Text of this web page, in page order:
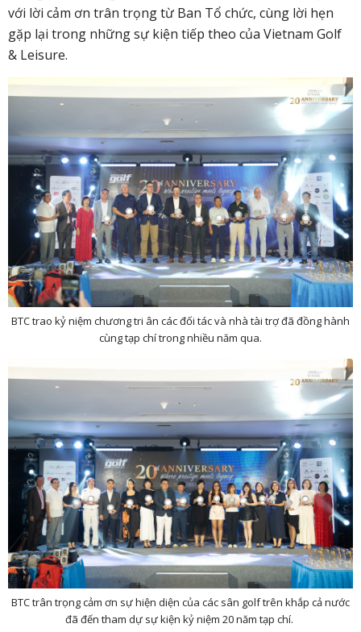
với lời cảm ơn trân trọng từ Ban Tổ chức, cùng lời hẹn
gặp lại trong những sự kiện tiếp theo của Vietnam Golf
& Leisure.
BTC trao kỷ niệm chương tri ân các đối tác và nhà tài trợ đã đồng hành
cùng tạp chí trong nhiều năm qua.
BTC trân trọng cảm ơn sự hiện diện của các sân golf trên khắp cả nước
đã đến tham dự sự kiện kỷ niệm 20 năm tạp chí.